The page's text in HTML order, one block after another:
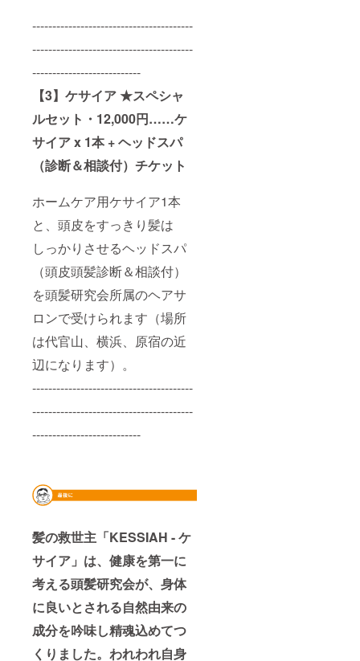
----------------------------------------
----------------------------------------
---------------------------
【3】ケサイア ★スペシャ
ルセット・12,000円……ケ
サイア x 1本 + ヘッドスパ
（診断＆相談付）チケット
ホームケア用ケサイア1本
と、頭皮をすっきり髪は
しっかりさせるヘッドスパ
（頭皮頭髪診断＆相談付）
を頭髪研究会所属のヘアサ
ロンで受けられます（場所
は代官山、横浜、原宿の近
辺になります）。
----------------------------------------
----------------------------------------
---------------------------
髪の救世主「KESSIAH - ケ
サイア」は、健康を第一に
考える頭髪研究会が、身体
に良いとされる自然由来の
成分を吟味し精魂込めてつ
くりました。われわれ自身